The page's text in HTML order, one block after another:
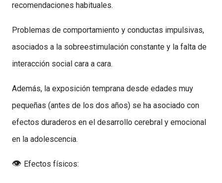
recomendaciones habituales.
Problemas de comportamiento y conductas impulsivas,
asociados a la sobreestimulación constante y la falta de
interacción social cara a cara.
Además, la exposición temprana desde edades muy
pequeñas (antes de los dos años) se ha asociado con
efectos duraderos en el desarrollo cerebral y emocional
en la adolescencia.
👁️ Efectos físicos: